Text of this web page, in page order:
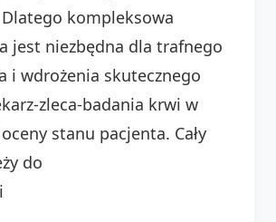
kompleksowa
jest niezbędna dla trafnego
i wdrożenia skutecznego
zleca-badania krwi w
stanu pacjenta. Cały
do